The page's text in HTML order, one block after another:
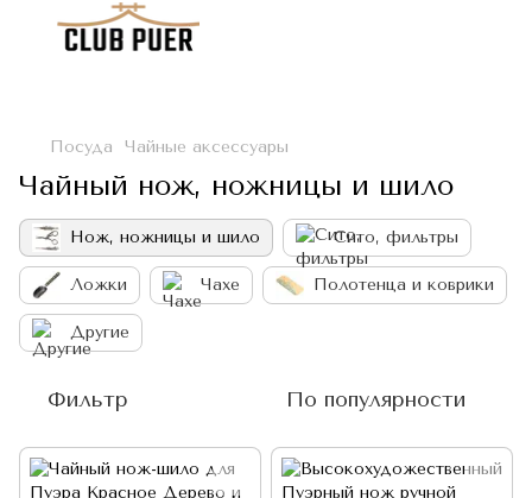
Посуда Чайные аксессуары
Чайный нож, ножницы и шило
Нож, ножницы и шило Сито, фильтры
Ложки Чахе Полотенца и коврики
Другие
Фильтр По популярности